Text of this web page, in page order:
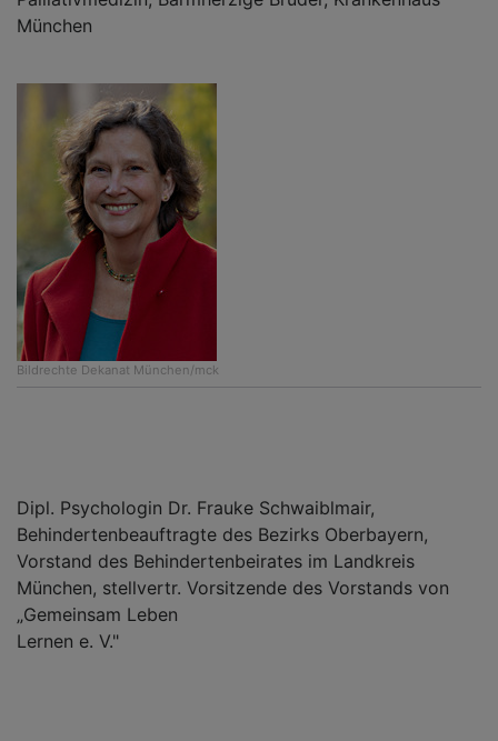
München
Bildrechte Dekanat München/mck
Dipl. Psychologin Dr. Frauke Schwaiblmair,
Behindertenbeauftragte des Bezirks Oberbayern,
Vorstand des Behindertenbeirates im Landkreis
München, stellvertr. Vorsitzende des Vorstands von
„Gemeinsam Leben
Lernen e. V."